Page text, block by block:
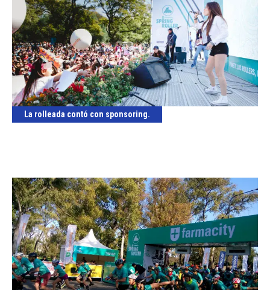
La rolleada contó con sponsoring.